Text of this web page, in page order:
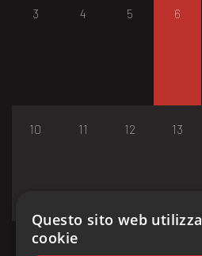
3 4 5 6
10 11 12 13
17 18
Questo sito web utilizza
cookie